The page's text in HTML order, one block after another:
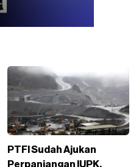
PTFI Sudah Ajukan
Perpanjangan IUPK,